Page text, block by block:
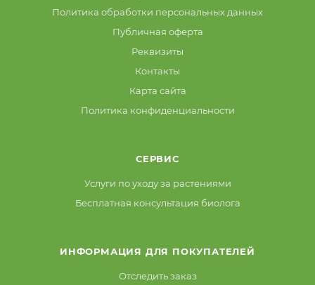
Политика обработки персональных данных
Публичная оферта
Реквизиты
Контакты
Карта сайта
Политика конфиденциальности
СЕРВИС
Услуги по уходу за растениями
Бесплатная консультация биолога
ИНФОРМАЦИЯ ДЛЯ ПОКУПАТЕЛЕЙ
Отследить заказ